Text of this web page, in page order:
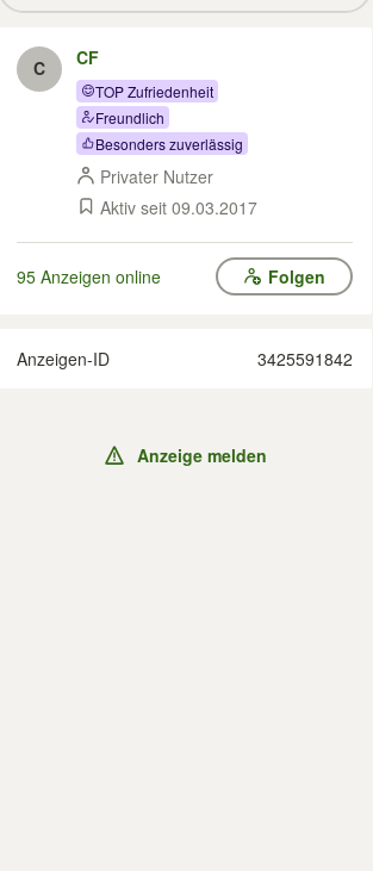
C CF
TOP Zufriedenheit
Freundlich
Besonders zuverlässig
Privater Nutzer
Aktiv seit 09.03.2017
95 Anzeigen online Folgen
Anzeigen-ID 3425591842
Anzeige melden